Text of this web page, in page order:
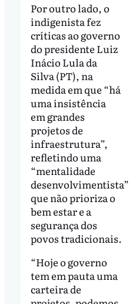
Por outro lado, o
indigenista fez
críticas ao governo
do presidente Luiz
Inácio Lula da
Silva (PT), na
medida em que “há
uma insistência
em grandes
projetos de
infraestrutura”,
refletindo uma
“mentalidade
desenvolvimentista”
que não prioriza o
bem estar e a
segurança dos
povos tradicionais.
“Hoje o governo
tem em pauta uma
carteira de